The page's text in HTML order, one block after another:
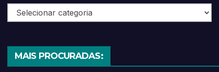
Categorias
MAIS PROCURADAS: